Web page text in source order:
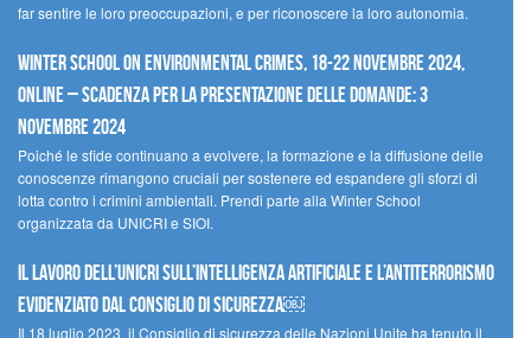
far sentire le loro preoccupazioni, e per riconoscere la loro autonomia.
Winter School on Environmental Crimes, 18-22 novembre 2024,
Online – Scadenza per la presentazione delle domande: 3
novembre 2024
Poiché le sfide continuano a evolvere, la formazione e la diffusione delle
conoscenze rimangono cruciali per sostenere ed espandere gli sforzi di
lotta contro i crimini ambientali. Prendi parte alla Winter School
organizzata da UNICRI e SIOI.
Il lavoro dell’UNICRI sull’intelligenza artificiale e l’antiterrorismo
evidenziato dal Consiglio di Sicurezza￼
Il 18 luglio 2023, il Consiglio di sicurezza delle Nazioni Unite ha tenuto il